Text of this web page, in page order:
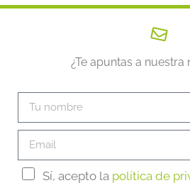
¿Te apuntas a nuestra
Sí, acepto la política de